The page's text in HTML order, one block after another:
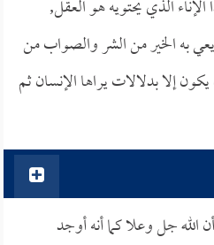
الذي يحتويه هو العقل,
به الخير من الشر والصواب من
إلا بدلالات يراها الإنسان ثم
الله جل وعلا كما أنه أوجد